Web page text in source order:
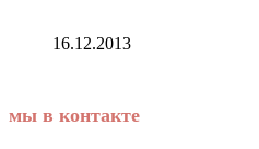
16.12.2013
мы в контакте